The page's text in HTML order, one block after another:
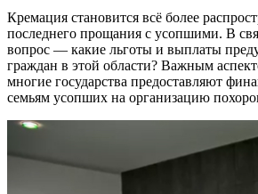
Кремация становится всё более
последнего прощания с усопшими. В
вопрос — какие льготы и выплаты
граждан в этой области? Важным
многие государства предоставляют
семьям усопших на организацию